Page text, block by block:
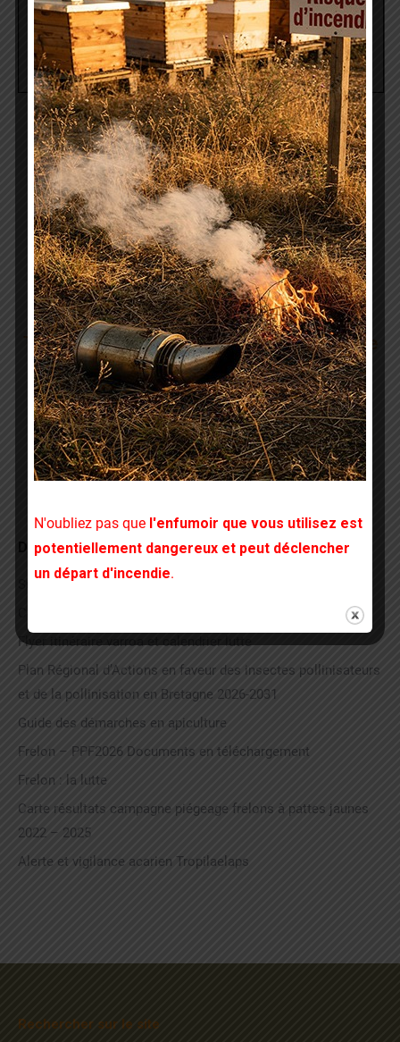
Télécharger le document
Navigation
article
PRÉCÉDENT
Article
précédent
:
Tests efficacité des médicaments contre le
varroa
SUIVANT
Article
suivant
BEE NEW – La lettre infos du GDSA 22
Derniers articles
Surveillance des populations de varroas
Flyer itinéraire varroa et calendrier lutte
Plan Régional d’Actions en faveur des insectes pollinisateurs
et de la pollinisation en Bretagne 2026-2031
Guide des démarches en apiculture
Frelon – PPF2026 Documents en téléchargement
Frelon : la lutte
Carte résultats campagne piégeage frelons à pattes jaunes
2022 – 2025
Alerte et vigilance acarien Tropilaelaps
Rechercher sur le site
N'oubliez pas que l'enfumoir que vous utilisez est
potentiellement dangereux et peut déclencher
un départ d'incendie.